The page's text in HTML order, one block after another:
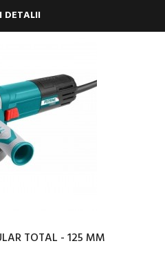
DETALII
TOTAL - 125 MM